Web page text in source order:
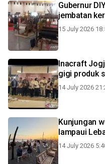
Gubernur
jembatan
15 July 2026
Inacraft
gigi produk
14 July 2026
Kunjungan
lampaui
14 July 2026